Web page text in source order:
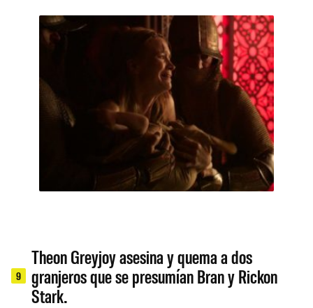
9
Theon Greyjoy asesina y quema a dos
granjeros que se presumían Bran y Rickon
Stark.